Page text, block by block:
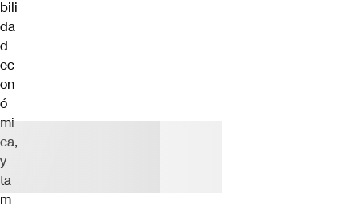
bili
da
d
ec
on
ó
mi
ca,
y
ta
m